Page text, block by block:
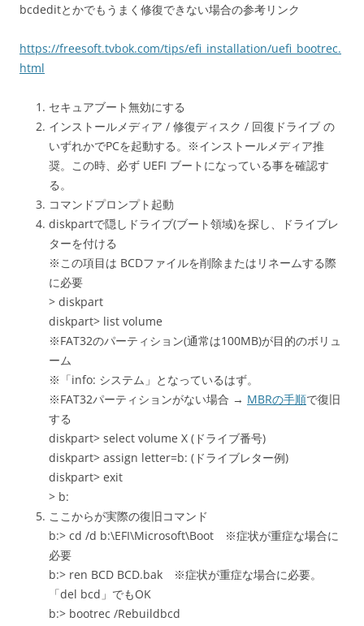
bcdeditとかでもうまく修復できない場合の参考リンク
https://freesoft.tvbok.com/tips/efi_installation/uefi_bootrec.
html
セキュアブート無効にする
インストールメディア / 修復ディスク / 回復ドライブ の
いずれかでPCを起動する。 ※インストールメディア推
奨。この時、必ず UEFI ブートになっている事を確認す
る。
コマンドプロンプト起動
diskpartで隠しドライブ(ブート領域)を探し、ドライブレ
ターを付ける
※この項目は BCDファイルを削除またはリネームする際
に必要
> diskpart
diskpart> list volume
※FAT32のパーティション(通常は100MB)が目的のボリュ
ーム
※「info: システム」となっているはず。
※FAT32パーティションがない場合 → MBRの手順で復旧
する
diskpart> select volume X (ドライブ番号)
diskpart> assign letter=b: (ドライブレター例)
diskpart> exit
> b:
ここからが実際の復旧コマンド
b:> cd /d b:\EFI\Microsoft\Boot ※症状が重症な場合に
必要
b:> ren BCD BCD.bak ※症状が重症な場合に必要。
「del bcd」でもOK
b:> bootrec /Rebuildbcd